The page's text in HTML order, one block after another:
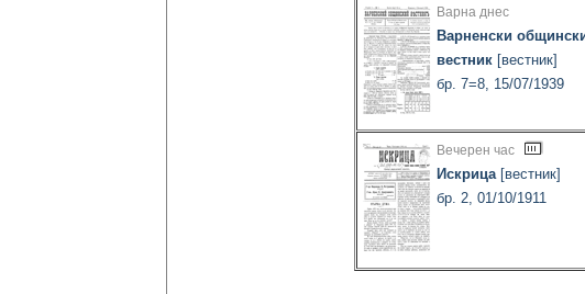
Варна днес
Варненски
вестник [вестник]
бр. 7=8, 15/07/1939
Вечерен час
Искрица[вестник]
бр. 2, 01/10/1911